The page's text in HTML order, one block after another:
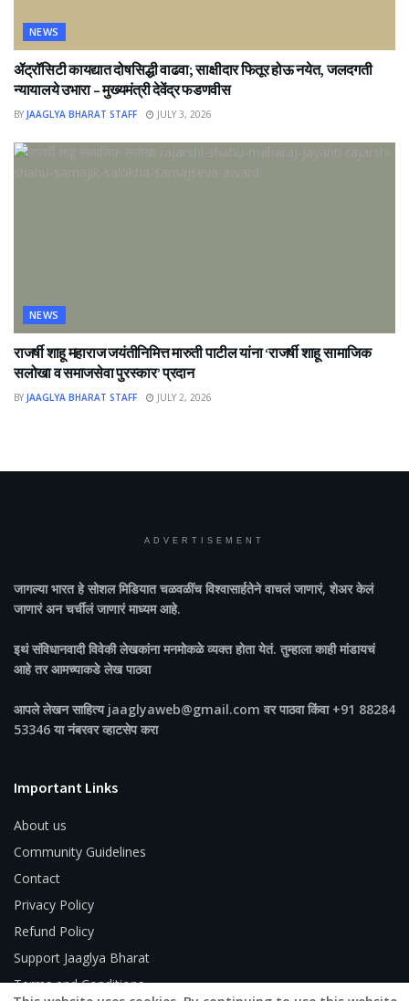
NEWS
ॲट्रॉसिटी कायद्यात दोषसिद्धी वाढवा; साक्षीदार फितूर होऊ नयेत, जलदगती
न्यायालये उभारा – मुख्यमंत्री देवेंद्र फडणवीस
BY JAAGLYA BHARAT STAFF JULY 3, 2026
NEWS
राजर्षी शाहू महाराज जयंतीनिमित्त मारुती पाटील यांना ‘राजर्षी शाहू सामाजिक
सलोखा व समाजसेवा पुरस्कार’ प्रदान
BY JAAGLYA BHARAT STAFF JULY 2, 2026
ADVERTISEMENT
जागल्या भारतहे सोशल मिडियात चळवळींच विश्वासार्हतेने वाचलं जाणारं, शेअर केलं
जाणारं अन चर्चीलं जाणारं माध्यम आहे.
इथं संविधानवादी विवेकी लेखकांना मनमोकळे व्यक्त होता येतं. तुम्हाला काही मांडायचं
आहे तर आमच्याकडे लेख पाठवा
आपले लेखन साहित्य jaaglyaweb@gmail.com वर पाठवा किंवा +91 88284
53346 या नंबरवर व्हाटसेप करा
Important Links
About us
Community Guidelines
Contact
Privacy Policy
Refund Policy
Support Jaaglya Bharat
Terms and Conditions